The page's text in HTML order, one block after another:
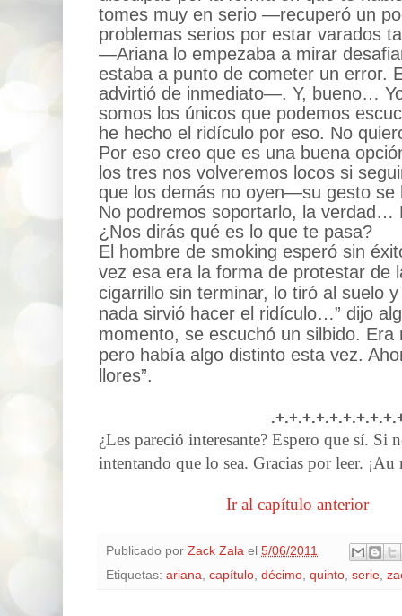
tomes muy en serio —recuperó un
problemas serios por estar varados
—Ariana lo empezaba a mirar
estaba a punto de cometer un error.
advirtió de inmediato—. Y, bueno…
somos los únicos que podemos
he hecho el ridículo por eso. No
Por eso creo que es una buena
los tres nos volveremos locos si
que los demás no oyen—su gesto
No podremos soportarlo, la verdad…
¿Nos dirás qué es lo que te pasa?
El hombre de smoking esperó sin
vez esa era la forma de protestar de
cigarrillo sin terminar, lo tiró al suelo
nada sirvió hacer el ridículo…” dijo
momento, se escuchó un silbido. Era
pero había algo distinto esta vez.
llores”.
¿Les pareció interesante? Espero que sí. Si
intentando que lo sea. Gracias por leer.
Ir al capítulo anterior
Publicado por Zack Zala el 5/06/2011
Etiquetas: ariana capítulo décimo quinto serie